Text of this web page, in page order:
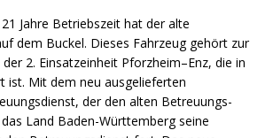
Jahre Betriebszeit hat der alte
dem Buckel. Dieses Fahrzeug gehört zur
2. Einsatzeinheit Pforzheim–Enz, die in
ist. Mit dem neu ausgelieferten
der den alten Betreuungs-
Land Baden-Württemberg seine